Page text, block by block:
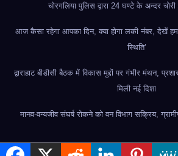
चोरगलिया पुलिस द्वारा 24 घण्टे के अन्दर
आज कैसा रहेगा आपका दिन, क्या होगा लकी नंबर, देखें
स्थिति’
द्वाराहाट बीडीसी बैठक में विकास मुद्दों पर गंभीर मंथन,
मिली नई दिशा
मानव-वन्यजीव संघर्ष रोकने को वन विभाग सक्रिय,